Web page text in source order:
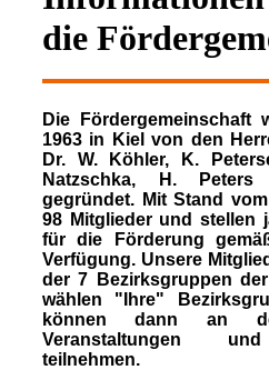
die
Die Fördergemeinschaft
1963 in Kiel von den
Dr. W. Köhler, K.
Natzschka, H.
gegründet. Mit Stand
98 Mitglieder und stellen
für die Förderung
Verfügung. Unsere
der 7 Bezirksgruppen
wählen "Ihre"
können dann an
Veranstaltungen
teilnehmen.